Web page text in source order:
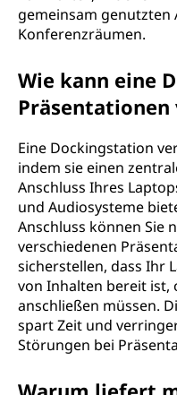
gemeinsam
Konferenzräumen.
Wie kann eine
Präsentationen
Eine Dockingstation
indem sie einen
Anschluss Ihres
und Audiosysteme
Anschluss können Sie
verschiedenen
sicherstellen, dass Ihr
von Inhalten bereit ist,
anschließen müssen.
spart Zeit und
Störungen bei